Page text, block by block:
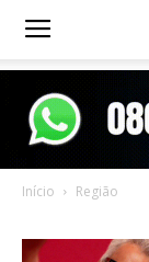
Notícias
Início Região